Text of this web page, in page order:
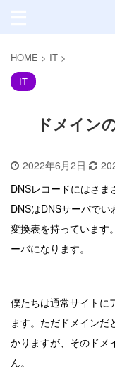
HOME > IT >
IT
ドメイン
2022年6月2日
DNSレコードにはさま
DNSはDNSサーバで
変換表を持っています
ーバになります。
僕たちは通常サイトに
ます。ただドメインだ
かりますが、そのドメ
ん。